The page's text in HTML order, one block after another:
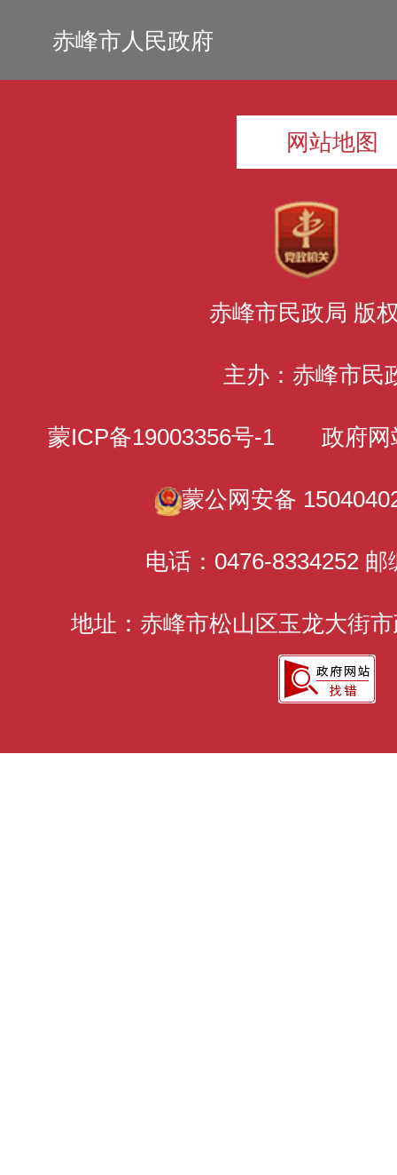
赤峰市人民政府
网站地图
赤峰市民政局 版
主办：赤峰市民
蒙ICP备19003356号-1 政府网
蒙公网安备
电话：0476-8334252 邮
地址：赤峰市松山区玉龙大街